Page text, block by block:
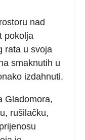
nad
pokolja
rata u svoja
smaknutih u
izdahnuti.
Gladomora,
rušilačku,